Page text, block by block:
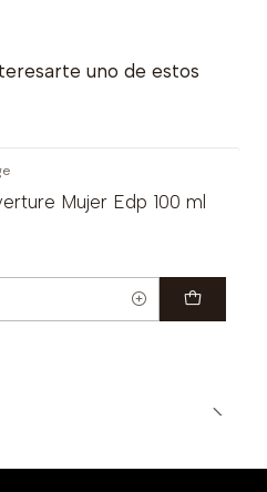
uno de estos
Mujer Edp 100 ml